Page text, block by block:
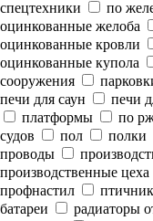
спецтехники
по
оцинкованные желоба
оцинкованные кровли
оцинкованные купола
сооружения
печи для саун
печи
платформы
по
судов
пол полки
проводы
производственные цеха
профнастил
батареи
радиаторы